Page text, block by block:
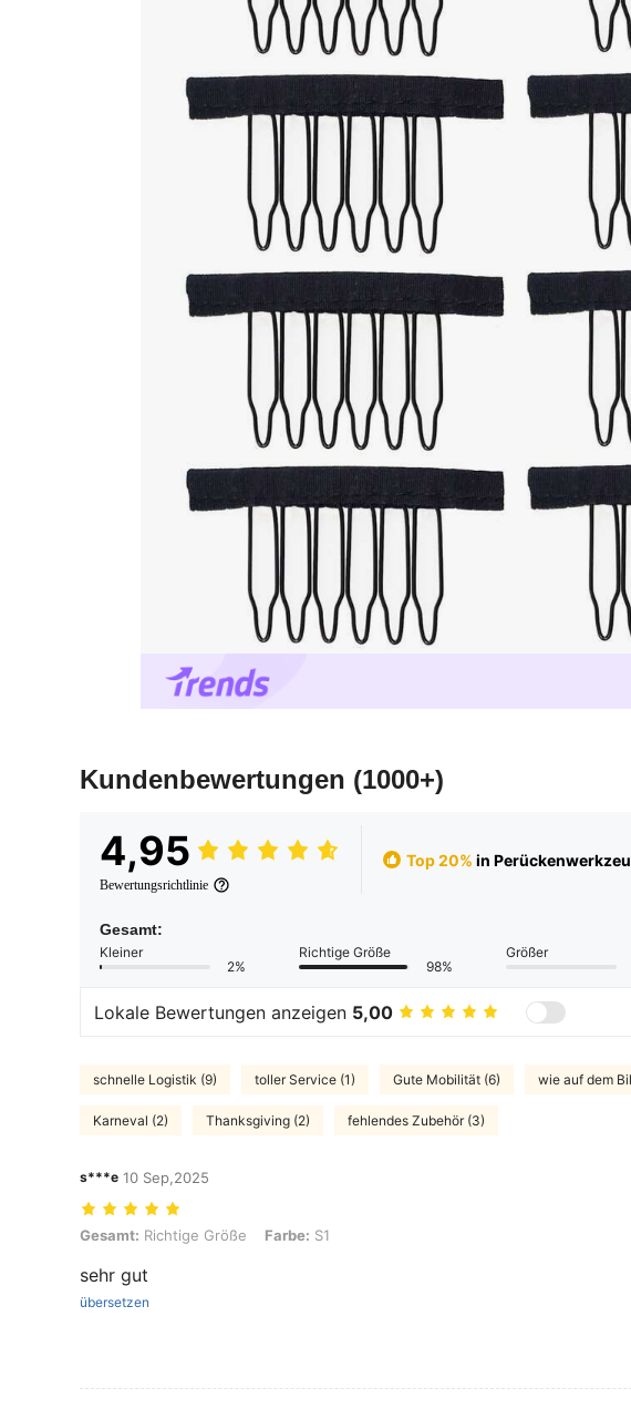
Kundenbewertungen (1000+)
4,95
Bewertungsrichtlinie
Top 20% in
Gesamt:
Kleiner
2%
Richtige Größe
98%
Größer
Lokale Bewertungen anzeigen 5,00
schnelle Logistik (9) toller Service (1) Gute Mobilität (6) wie auf dem
Karneval (2) Thanksgiving (2) fehlendes Zubehör (3)
s***e 10 Sep,2025
Gesamt: Richtige Größe, Farbe: S1
Gesamt: Richtige Größe Farbe: S1
sehr gut
übersetzen